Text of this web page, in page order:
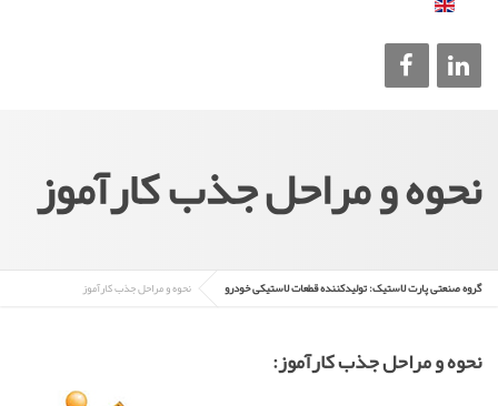
نحوه و مراحل جذب کارآموز
گروه صنعتی پارت لاستیک: تولیدکننده قطعات لاستیکی خودرو نحوه و مراحل جذب کارآموز
نحوه و مراحل جذب كارآموز: